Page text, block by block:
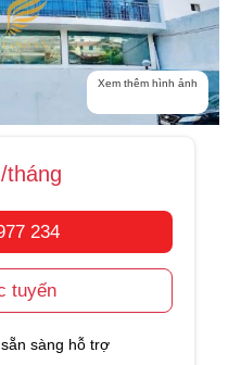
Xem thêm hình ảnh
tháng
234
tuyến
sàng hỗ trợ